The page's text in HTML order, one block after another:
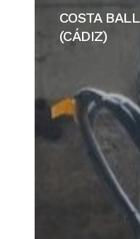
BALLENA
CHIPIONA
(CÁDIZ)
COSTA
(CÁDIZ)